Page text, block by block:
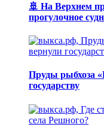
🚢 На Верхнем
прогулочное
Пруды рыбхоза
государству